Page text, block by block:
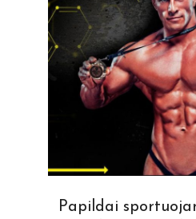
Papildai